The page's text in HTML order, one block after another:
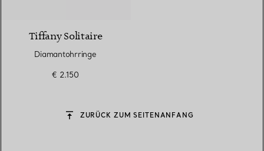
Tiffany Solitaire
Diamantohrringe
€ 2.150
ZURÜCK ZUM SEITENANFANG